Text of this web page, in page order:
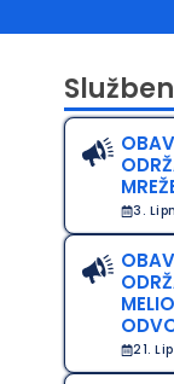
Pravo na
Izjava o
Pravila
3.
21.